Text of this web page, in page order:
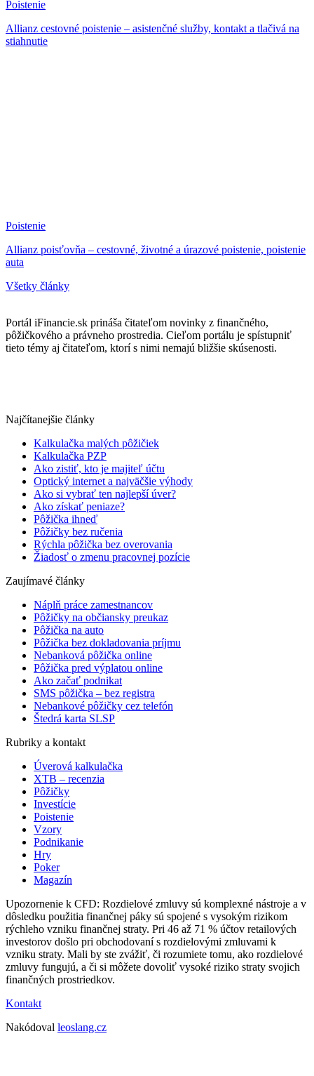
Poistenie
Allianz cestovné poistenie – asistenčné služby, kontakt a tlačivá na
stiahnutie
Poistenie
Allianz poisťovňa – cestovné, životné a úrazové poistenie, poistenie
auta
Všetky články
Portál iFinancie.sk prináša čitateľom novinky z finančného,
pôžičkového a právneho prostredia. Cieľom portálu je spístupniť
tieto témy aj čitateľom, ktorí s nimi nemajú bližšie skúsenosti.
Najčítanejšie články
Kalkulačka malých pôžičiek
Kalkulačka PZP
Ako zistiť, kto je majiteľ účtu
Optický internet a najväčšie výhody
Ako si vybrať ten najlepší úver?
Ako získať peniaze?
Pôžička ihneď
Pôžičky bez ručenia
Rýchla pôžička bez overovania
Žiadosť o zmenu pracovnej pozície
Zaujímavé články
Náplň práce zamestnancov
Pôžičky na občiansky preukaz
Pôžička na auto
Pôžička bez dokladovania príjmu
Nebanková pôžička online
Pôžička pred výplatou online
Ako začať podnikat
SMS pôžička – bez registra
Nebankové pôžičky cez telefón
Štedrá karta SLSP
Rubriky a kontakt
Úverová kalkulačka
XTB – recenzia
Pôžičky
Investície
Poistenie
Vzory
Podnikanie
Hry
Poker
Magazín
Upozornenie k CFD: Rozdielové zmluvy sú komplexné nástroje a v
dôsledku použitia finančnej páky sú spojené s vysokým rizikom
rýchleho vzniku finančnej straty. Pri 46 až 71 % účtov retailových
investorov došlo pri obchodovaní s rozdielovými zmluvami k
vzniku straty. Mali by ste zvážiť, či rozumiete tomu, ako rozdielové
zmluvy fungujú, a či si môžete dovoliť vysoké riziko straty svojich
finančných prostriedkov.
Kontakt
Nakódoval leoslang.cz